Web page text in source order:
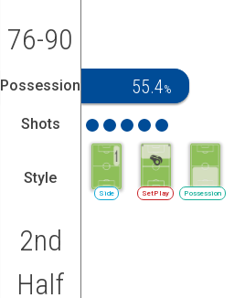
76-90
Possession 55.4%
Shots
Style
Side SetPlay Possession
2nd
Half